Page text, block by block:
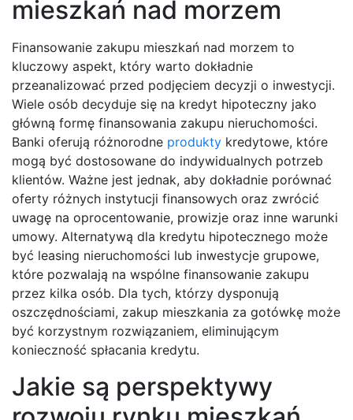
mieszkań nad morzem
Finansowanie zakupu mieszkań nad morzem to
kluczowy aspekt, który warto dokładnie
przeanalizować przed podjęciem decyzji o inwestycji.
Wiele osób decyduje się na kredyt hipoteczny jako
główną formę finansowania zakupu nieruchomości.
Banki oferują różnorodne produkty kredytowe, które
mogą być dostosowane do indywidualnych potrzeb
klientów. Ważne jest jednak, aby dokładnie porównać
oferty różnych instytucji finansowych oraz zwrócić
uwagę na oprocentowanie, prowizje oraz inne warunki
umowy. Alternatywą dla kredytu hipotecznego może
być leasing nieruchomości lub inwestycje grupowe,
które pozwalają na wspólne finansowanie zakupu
przez kilka osób. Dla tych, którzy dysponują
oszczędnościami, zakup mieszkania za gotówkę może
być korzystnym rozwiązaniem, eliminującym
konieczność spłacania kredytu.
Jakie są perspektywy